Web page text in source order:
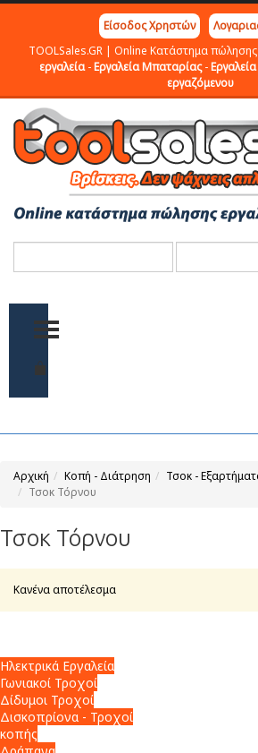
Είσοδος Χρηστών
TOOLSales.GR | Online Κατάστημα πώλησης
εργαλεία-Εργαλεία Μπαταρίας-
εργαζόμενου
TOGGLE MENU
Αρχική Κοπή - Διάτρηση Τσοκ -
Τσοκ Τόρνου
Τσοκ Τόρνου
Κανένα αποτέλεσμα
Ηλεκτρικά Εργαλεία
Γωνιακοί Τροχοί
Δίδυμοι Τροχοί
Δισκοπρίονα - Τροχοί
κοπής